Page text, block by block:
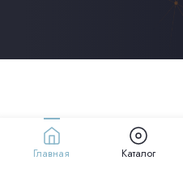
Главная Каталог